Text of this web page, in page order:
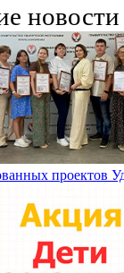
проектов